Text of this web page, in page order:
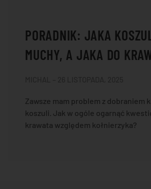
PORADNIK: JAKA
MUCHY, A JAKA DO
Zawsze mam problem z dobraniem
koszuli. Jak w ogóle ogarnąć
krawata względem kołnierzyka?